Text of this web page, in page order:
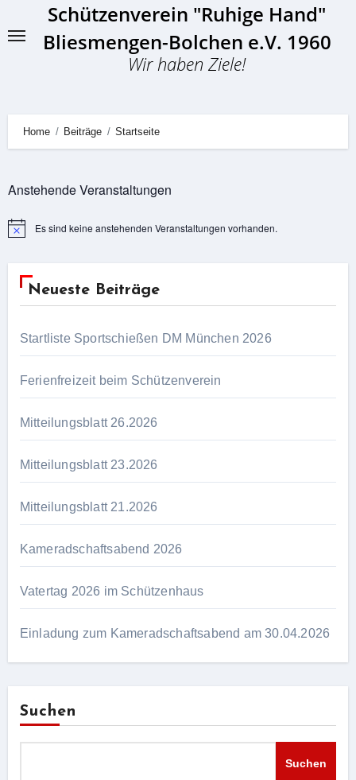
to
Schützenverein "Ruhige Hand"
Bliesmengen-Bolchen e.V. 1960
Wir haben Ziele!
Home Beiträge Startseite
Anstehende Veranstaltungen
HinweisEs sind keine anstehenden Veranstaltungen vorhanden.
Neueste Beiträge
Startliste Sportschießen DM München 2026
Ferienfreizeit beim Schützenverein
Mitteilungsblatt 26.2026
Mitteilungsblatt 23.2026
Mitteilungsblatt 21.2026
Kameradschaftsabend 2026
Vatertag 2026 im Schützenhaus
Einladung zum Kameradschaftsabend am 30.04.2026
Suchen
Suchen